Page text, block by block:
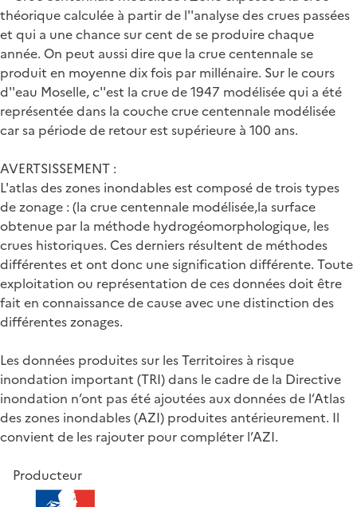
théorique calculée à partir de l''analyse des crues passées
et qui a une chance sur cent de se produire chaque
année. On peut aussi dire que la crue centennale se
produit en moyenne dix fois par millénaire. Sur le cours
d''eau Moselle, c''est la crue de 1947 modélisée qui a été
représentée dans la couche crue centennale modélisée
car sa période de retour est supérieure à 100 ans.
AVERTSISSEMENT :
L'atlas des zones inondables est composé de trois types
de zonage : (la crue centennale modélisée,la surface
obtenue par la méthode hydrogéomorphologique, les
crues historiques. Ces derniers résultent de méthodes
différentes et ont donc une signification différente. Toute
exploitation ou représentation de ces données doit être
fait en connaissance de cause avec une distinction des
différentes zonages.
Les données produites sur les Territoires à risque
inondation important (TRI) dans le cadre de la Directive
inondation n’ont pas été ajoutées aux données de l’Atlas
des zones inondables (AZI) produites antérieurement. Il
convient de les rajouter pour compléter l’AZI.
Producteur